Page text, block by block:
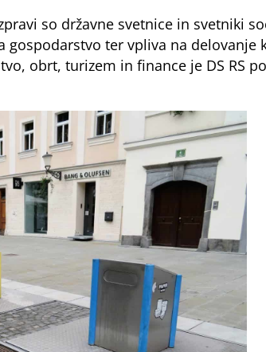
so državne svetnice in svetniki
ter vpliva na
obrt, turizem in finance je DS RS